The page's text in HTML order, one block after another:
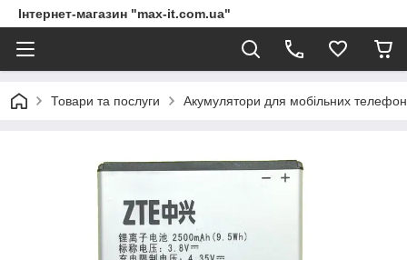
Інтернет-магазин "max-it.com.ua"
Товари та послуги Акумулятори для мобільних